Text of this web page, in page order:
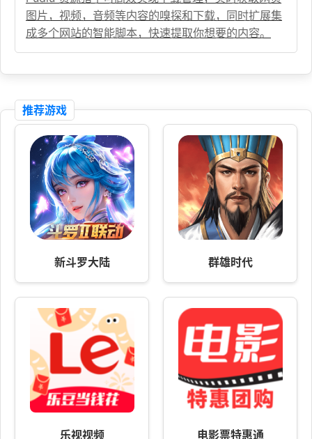
图片，视频，音频等内容的嗅探和下载，同时扩展集
成多个网站的智能脚本，快速提取你想要的内容。
推荐游戏
新斗罗大陆 群雄时代
乐视视频 电影票特惠通